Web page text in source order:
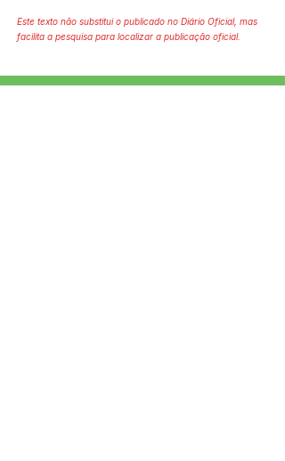
Este texto não substitui o publicado no Diário Oficial, mas
facilita a pesquisa para localizar a publicação oficial.